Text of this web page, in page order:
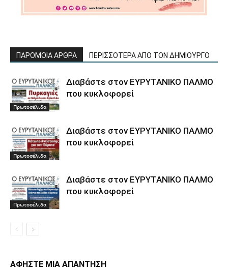
ΠΑΡΟΜΟΙΑ ΑΡΘΡΑ ΠΕΡΙΣΣΟΤΕΡΑ ΑΠΟ ΤΟΝ ΔΗΜΙΟΥΡΓΟ
Πρωτοσέλιδα
Διαβάστε στον ΕΥΡΥΤΑΝΙΚΟ ΠΑΛΜΟ
που κυκλοφορεί
Πρωτοσέλιδα
Διαβάστε στον ΕΥΡΥΤΑΝΙΚΟ ΠΑΛΜΟ
που κυκλοφορεί
Πρωτοσέλιδα
Διαβάστε στον ΕΥΡΥΤΑΝΙΚΟ ΠΑΛΜΟ
που κυκλοφορεί
ΑΦΗΣΤΕ ΜΙΑ ΑΠΑΝΤΗΣΗ